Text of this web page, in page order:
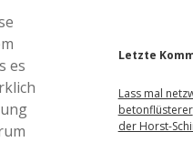
es
Letzte
Lass mal
betonflüsterer
der Horst-